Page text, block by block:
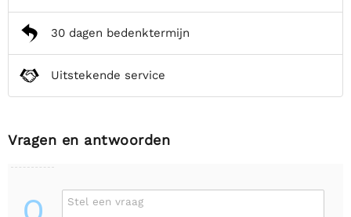
30 dagen bedenktermijn
Uitstekende service
Vragen en antwoorden
Stel een vraag